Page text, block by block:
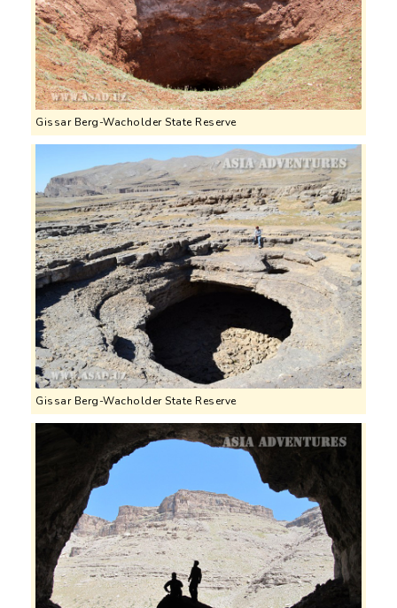
Gissar Berg-Wacholder State Reserve
Gissar Berg-Wacholder State Reserve